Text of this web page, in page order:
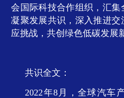
会国际科技合作组织，汇
凝聚发展共识，深入推进
应挑战，共创绿色低碳发展
共识全文：
2022年8 月，全球汽车